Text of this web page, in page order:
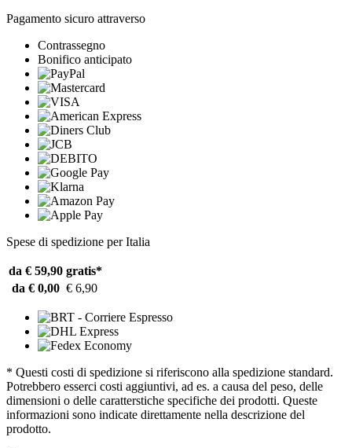
Pagamento sicuro attraverso
Contrassegno
Bonifico anticipato
Spese di spedizione per Italia
da € 59,90 gratis*
da € 0,00 € 6,90
* Questi costi di spedizione si riferiscono alla spedizione standard.
Potrebbero esserci costi aggiuntivi, ad es. a causa del peso, delle
dimensioni o delle caratterstiche specifiche dei prodotti. Queste
informazioni sono indicate direttamente nella descrizione del
prodotto.